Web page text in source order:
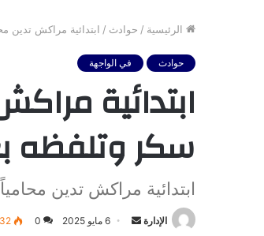
الرئيسية / حوادث / ابتدائية مراكش تدين
حوادث في الواجهة
ابتدائية
سكر وتلفظه
ابتدائية مراكش تدين
الإدارة
أرسل 6 مايو 2025 0